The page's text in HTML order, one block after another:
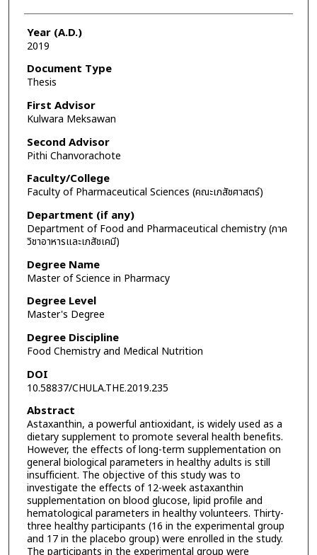
Year (A.D.)
2019
Document Type
Thesis
First Advisor
Kulwara Meksawan
Second Advisor
Pithi Chanvorachote
Faculty/College
Faculty of Pharmaceutical Sciences (คณะเภสัชศาสตร์)
Department (if any)
Department of Food and Pharmaceutical chemistry (ภาค
วิชาอาหารและเภสัชเคมี)
Degree Name
Master of Science in Pharmacy
Degree Level
Master's Degree
Degree Discipline
Food Chemistry and Medical Nutrition
DOI
10.58837/CHULA.THE.2019.235
Abstract
Astaxanthin, a powerful antioxidant, is widely used as a
dietary supplement to promote several health benefits.
However, the effects of long-term supplementation on
general biological parameters in healthy adults is still
insufficient. The objective of this study was to
investigate the effects of 12-week astaxanthin
supplementation on blood glucose, lipid profile and
hematological parameters in healthy volunteers. Thirty-
three healthy participants (16 in the experimental group
and 17 in the placebo group) were enrolled in the study.
The participants in the experimental group were